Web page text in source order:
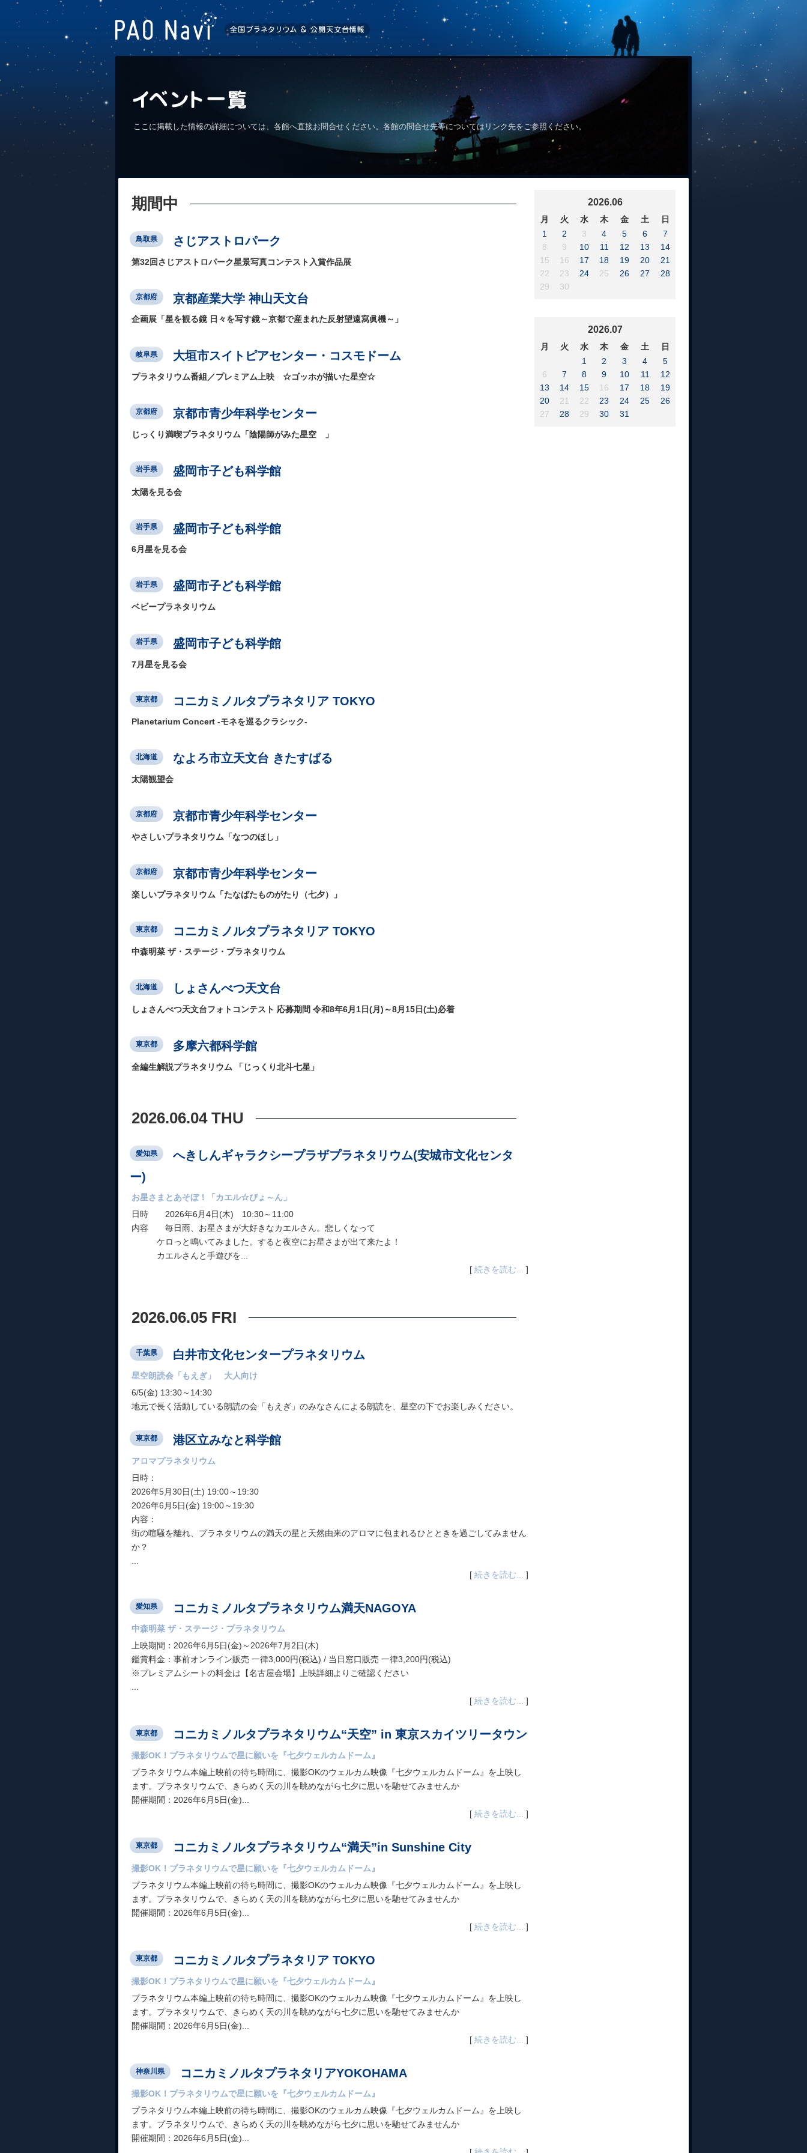
ここに掲載した情報の詳細については、各館へ直接お問合せください。各館の問合せ先等についてはリンク先をご参照ください。
2026.06
月 火 水 木 金 土
日
1
2 3 4 5 6
7
8
9 10 11 12 13
14
15
16 17 18 19 20
21
22
23 24 25 26 27
28
29
30
2026.07
月 火 水 木 金 土
日
1
2 3 4
5
6
7 8 9 10 11
12
13
14 15 16 17 18
19
20
21 22 23 24 25
26
27
28 29 30 31
期間中
鳥取県 さじアストロパーク
第32回さじアストロパーク星景写真コンテスト入賞作品展
京都府 京都産業大学 神山天文台
企画展「星を観る鏡 日々を写す鏡～京都で産まれた反射望遠寫眞機～」
岐阜県 大垣市スイトピアセンター・コスモドーム
プラネタリウム番組／プレミアム上映 ☆ゴッホが描いた星空☆
京都府 京都市青少年科学センター
じっくり満喫プラネタリウム「陰陽師がみた星空 」
岩手県 盛岡市子ども科学館
太陽を見る会
岩手県 盛岡市子ども科学館
6月星を見る会
岩手県 盛岡市子ども科学館
ベビープラネタリウム
岩手県 盛岡市子ども科学館
7月星を見る会
東京都 コニカミノルタプラネタリア TOKYO
Planetarium Concert -モネを巡るクラシック-
北海道 なよろ市立天文台 きたすばる
太陽観望会
京都府 京都市青少年科学センター
やさしいプラネタリウム「なつのほし」
京都府 京都市青少年科学センター
楽しいプラネタリウム「たなばたものがたり（七夕）」
東京都 コニカミノルタプラネタリア TOKYO
中森明菜 ザ・ステージ・プラネタリウム
北海道 しょさんべつ天文台
しょさんべつ天文台フォトコンテスト 応募期間 令和8年6月1日(月)～8月15日(土)必着
東京都 多摩六都科学館
全編生解説プラネタリウム 「じっくり北斗七星」
2026.06.04 THU
愛知県
へきしんギャラクシープラザプラネタリウム(安城市文化センタ
ー)
お星さまとあそぼ！「カエル☆ぴょ～ん」
日時 2026年6月4日(木) 10:30～11:00
内容 毎日雨、お星さまが大好きなカエルさん。悲しくなって
ケロっと鳴いてみました。すると夜空にお星さまが出て来たよ！
カエルさんと手遊びを...
[ 続きを読む... ]
2026.06.05 FRI
千葉県 白井市文化センタープラネタリウム
星空朗読会「もえぎ」 大人向け
6/5(金) 13:30～14:30
地元で長く活動している朗読の会「もえぎ」のみなさんによる朗読を、星空の下でお楽しみください。
東京都 港区立みなと科学館
アロマプラネタリウム
日時：
2026年5月30日(土) 19:00～19:30
2026年6月5日(金) 19:00～19:30
内容：
街の喧騒を離れ、プラネタリウムの満天の星と天然由来のアロマに包まれるひとときを過ごしてみません
か？
[ 続きを読む... ]
愛知県 コニカミノルタプラネタリウム満天NAGOYA
中森明菜 ザ・ステージ・プラネタリウム
上映期間：2026年6月5日(金)～2026年7月2日(木)
鑑賞料金：事前オンライン販売 一律3,000円(税込) / 当日窓口販売 一律3,200円(税込)
※プレミアムシートの料金は【名古屋会場】上映詳細よりご確認ください
...
[ 続きを読む... ]
東京都 コニカミノルタプラネタリウム“天空” in 東京スカイツリータウン
撮影OK！プラネタリウムで星に願いを『七夕ウェルカムドーム』
プラネタリウム本編上映前の待ち時間に、撮影OKのウェルカム映像『七夕ウェルカムドーム』を上映し
ます。プラネタリウムで、きらめく天の川を眺めながら七夕に思いを馳せてみませんか
開催期間：2026年6月5日(金)...
[ 続きを読む... ]
東京都 コニカミノルタプラネタリウム“満天”in Sunshine City
撮影OK！プラネタリウムで星に願いを『七夕ウェルカムドーム』
プラネタリウム本編上映前の待ち時間に、撮影OKのウェルカム映像『七夕ウェルカムドーム』を上映し
ます。プラネタリウムで、きらめく天の川を眺めながら七夕に思いを馳せてみませんか
開催期間：2026年6月5日(金)...
[ 続きを読む... ]
東京都 コニカミノルタプラネタリア TOKYO
撮影OK！プラネタリウムで星に願いを『七夕ウェルカムドーム』
プラネタリウム本編上映前の待ち時間に、撮影OKのウェルカム映像『七夕ウェルカムドーム』を上映し
ます。プラネタリウムで、きらめく天の川を眺めながら七夕に思いを馳せてみませんか
開催期間：2026年6月5日(金)...
[ 続きを読む... ]
神奈川県 コニカミノルタプラネタリアYOKOHAMA
撮影OK！プラネタリウムで星に願いを『七夕ウェルカムドーム』
プラネタリウム本編上映前の待ち時間に、撮影OKのウェルカム映像『七夕ウェルカムドーム』を上映し
ます。プラネタリウムで、きらめく天の川を眺めながら七夕に思いを馳せてみませんか
開催期間：2026年6月5日(金)...